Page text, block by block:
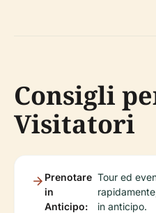
Consigli
Visitatori
Prenotare
in
Anticipo:
Tour ed
in anticipo.